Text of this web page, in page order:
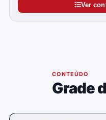
Ver
CONTEÚDO
Grade